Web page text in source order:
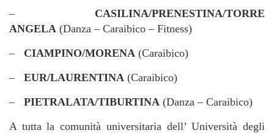
– CASILINA/PRENESTINA/TORRE
ANGELA (Danza – Caraibico – Fitness)
– CIAMPINO/MORENA (Caraibico)
– EUR/LAURENTINA (Caraibico)
– PIETRALATA/TIBURTINA (Danza – Caraibico)
A tutta la comunità universitaria dell’ Università degli